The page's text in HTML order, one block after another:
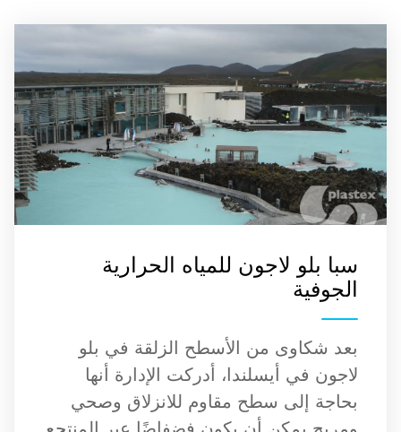
سبا بلو لاجون للمياه الحرارية
الجوفية
بعد شكاوى من الأسطح الزلقة في بلو
لاجون في أيسلندا، أدركت الإدارة أنها
بحاجة إلى سطح مقاوم للانزلاق وصحي